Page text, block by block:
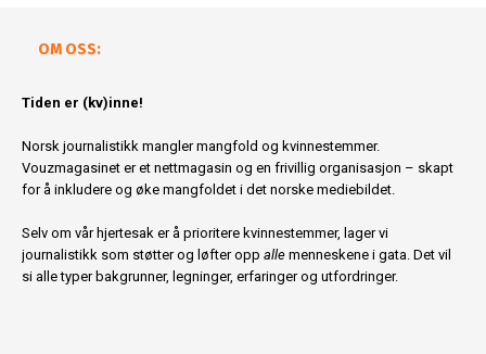
OM OSS:
Tiden er (kv)inne!
Norsk journalistikk mangler mangfold og kvinnestemmer.
Vouzmagasinet er et nettmagasin og en frivillig organisasjon – skapt
for å inkludere og øke mangfoldet i det norske mediebildet.
Selv om vår hjertesak er å prioritere kvinnestemmer, lager vi
journalistikk som støtter og løfter opp alle menneskene i gata. Det vil
si alle typer bakgrunner, legninger, erfaringer og utfordringer.